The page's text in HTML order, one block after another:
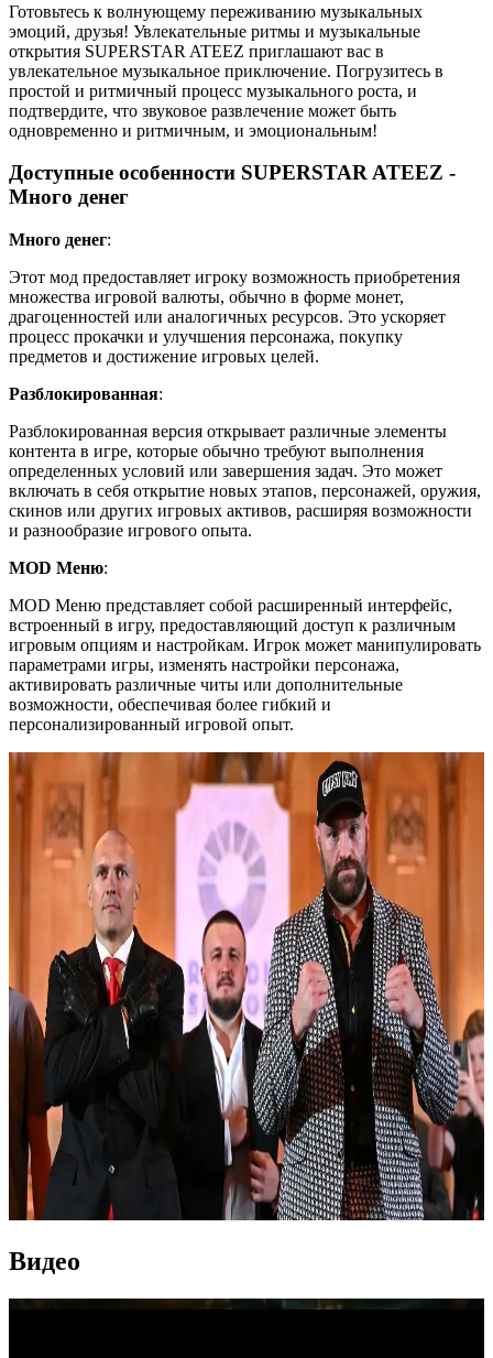
Готовьтесь к волнующему переживанию музыкальных
эмоций, друзья! Увлекательные ритмы и музыкальные
открытия SUPERSTAR ATEEZ приглашают вас в
увлекательное музыкальное приключение. Погрузитесь в
простой и ритмичный процесс музыкального роста, и
подтвердите, что звуковое развлечение может быть
одновременно и ритмичным, и эмоциональным!
Доступные особенности SUPERSTAR ATEEZ -
Много денег
Много денег:
Этот мод предоставляет игроку возможность приобретения
множества игровой валюты, обычно в форме монет,
драгоценностей или аналогичных ресурсов. Это ускоряет
процесс прокачки и улучшения персонажа, покупку
предметов и достижение игровых целей.
Разблокированная:
Разблокированная версия открывает различные элементы
контента в игре, которые обычно требуют выполнения
определенных условий или завершения задач. Это может
включать в себя открытие новых этапов, персонажей, оружия,
скинов или других игровых активов, расширяя возможности
и разнообразие игрового опыта.
MOD Меню:
MOD Меню представляет собой расширенный интерфейс,
встроенный в игру, предоставляющий доступ к различным
игровым опциям и настройкам. Игрок может манипулировать
параметрами игры, изменять настройки персонажа,
активировать различные читы или дополнительные
возможности, обеспечивая более гибкий и
персонализированный игровой опыт.
Видео